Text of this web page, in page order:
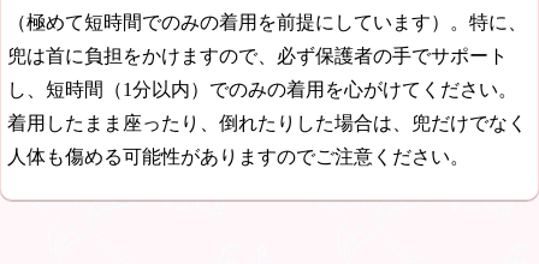
（極めて短時間でのみの着用を前提にしています）。特に、
兜は首に負担をかけますので、必ず保護者の手でサポート
し、短時間（1分以内）でのみの着用を心がけてください。
着用したまま座ったり、倒れたりした場合は、兜だけでなく
人体も傷める可能性がありますのでご注意ください。